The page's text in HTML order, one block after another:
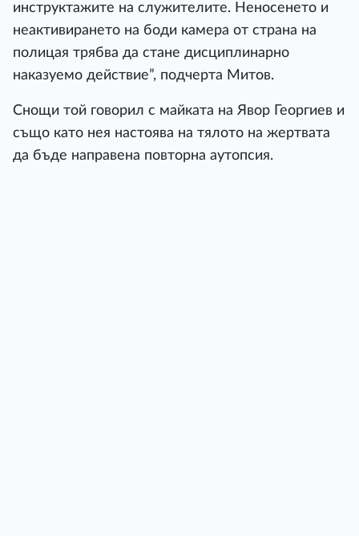
инструктажите на служителите. Неносенето и
неактивирането на боди камера от страна на
полицая трябва да стане дисциплинарно
наказуемо действие”, подчерта Митов.
Снощи той говорил с майката на Явор Георгиев и
също като нея настоява на тялото на жертвата
да бъде направена повторна аутопсия.